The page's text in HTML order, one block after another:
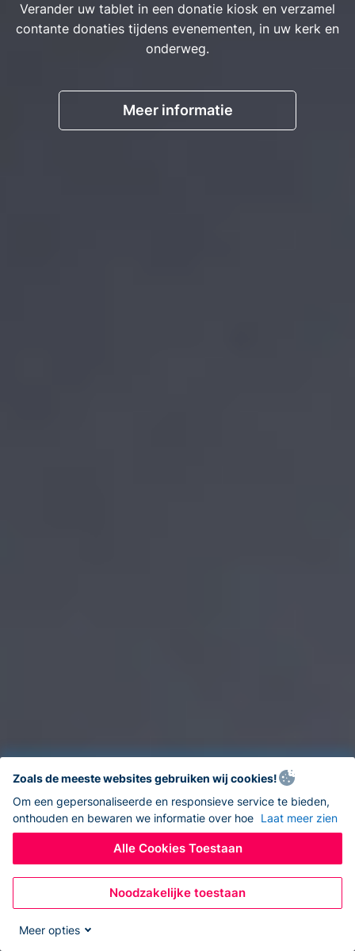
Verander uw tablet in een donatie kiosk en verzamel
contante donaties tijdens evenementen, in uw kerk en
onderweg.
Meer informatie
Zoals de meeste websites gebruiken wij cookies!
Om een gepersonaliseerde en responsieve service te bieden,
onthouden en bewaren we informatie over hoe Laat meer zien
Alle Cookies Toestaan
Noodzakelijke toestaan
Meer opties